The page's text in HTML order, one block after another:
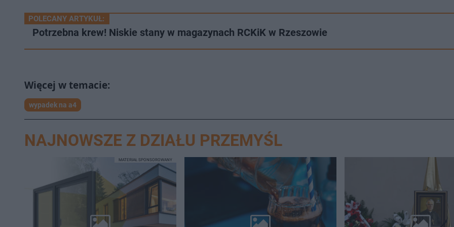
POLECANY ARTYKUŁ:
Potrzebna krew! Niskie stany w magazynach RCKiK w Rzeszowie
wypadek na a4
NAJNOWSZE Z DZIAŁU PRZEMYŚL
MATERIAŁ SPONSOROWANY